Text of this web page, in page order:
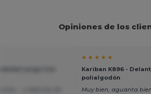
Opiniones de los
★ ★ ★ ★ ★
Kariban K896 -
polialgodón
Muy bien, aguanta